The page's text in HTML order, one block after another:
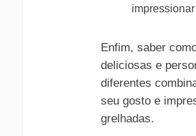
Enfim, saber
deliciosas e
diferentes
seu gosto e
grelhadas.